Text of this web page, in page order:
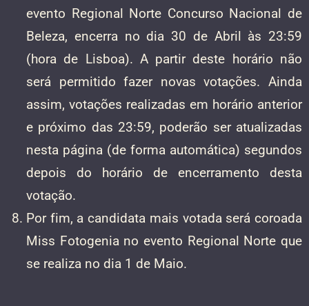
evento Regional Norte Concurso Nacional de
Beleza, encerra no dia 30 de Abril às 23:59
(hora de Lisboa). A partir deste horário não
será permitido fazer novas votações. Ainda
assim, votações realizadas em horário anterior
e próximo das 23:59, poderão ser atualizadas
nesta página (de forma automática) segundos
depois do horário de encerramento desta
votação.
Por fim, a candidata mais votada será coroada
Miss Fotogenia no evento Regional Norte que
se realiza no dia 1 de Maio.